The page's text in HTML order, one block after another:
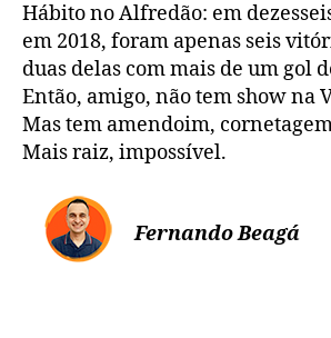
Hábito no Alfredão: em
em 2018, foram apenas seis
duas delas com mais de um gol
Então, amigo, não tem show na
Mas tem amendoim,
Mais raiz, impossível.
Fernando Beagá